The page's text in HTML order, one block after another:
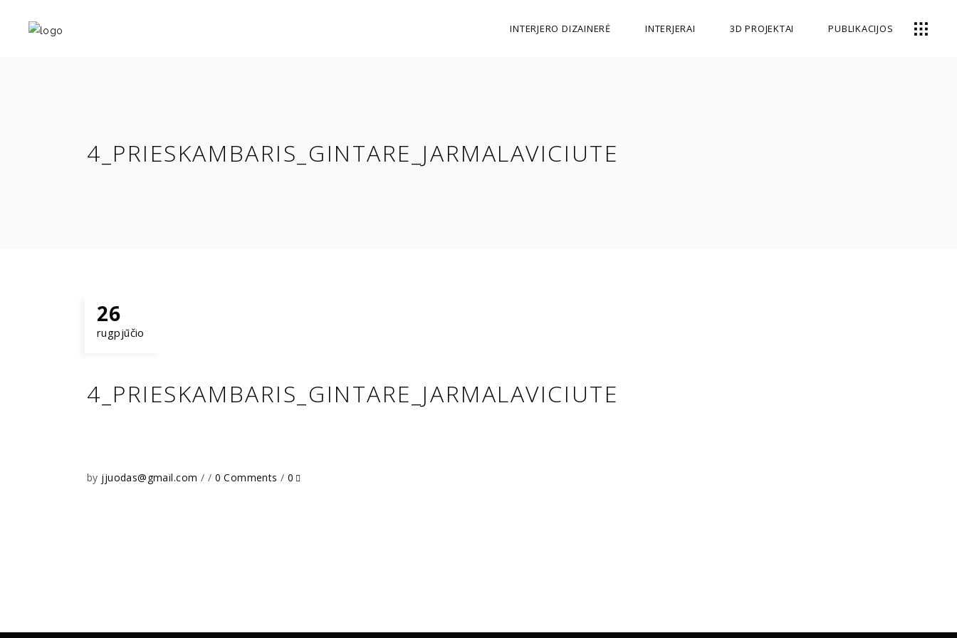
INTERJERO DIZAINERĖ INTERJERAI 3D PROJEKTAI PUBLIKACIJOS
4_PRIESKAMBARIS_GINTARE_JARMALAVICIUTE
26
rugpjūčio
4_PRIESKAMBARIS_GINTARE_JARMALAVICIUTE
by jjuodas@gmail.com 0 Comments 0